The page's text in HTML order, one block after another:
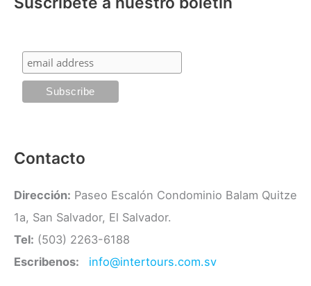
r
e
Contacto
Dirección: Paseo Escalón Condominio Balam Quitze
1a, San Salvador, El Salvador.
Tel: (503) 2263-6188
Escribenos:
info@intertours.com.sv